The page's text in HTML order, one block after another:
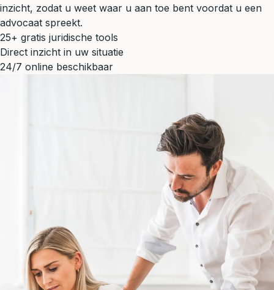
inzicht, zodat u weet waar u aan toe bent voordat u een
advocaat spreekt.
25+ gratis juridische tools
Direct inzicht in uw situatie
24/7 online beschikbaar